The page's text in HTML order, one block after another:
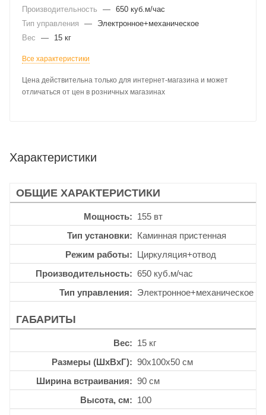
Производительность
— 650 куб.м/час
Тип управления
—
Электронное+механическое
Вес
— 15 кг
Все характеристики
Цена действительна только для интернет-магазина и может
отличаться от цен в розничных магазинах
Характеристики
ОБЩИЕ ХАРАКТЕРИСТИКИ
Мощность
155 вт
Тип установки
Каминная пристенная
Режим работы
Циркуляция+отвод
Производительность
650 куб.м/час
Тип управления
Электронное+механическое
ГАБАРИТЫ
Вес
15 кг
Размеры (ШхВхГ)
90x100x50 см
Ширина встраивания
90 см
Высота, см
100